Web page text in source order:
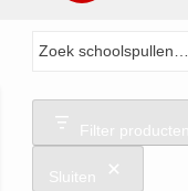
Filter producten
Sluiten